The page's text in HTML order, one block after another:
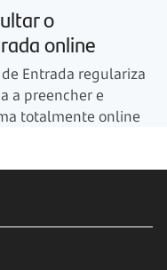
o
online
Entrada regulariza
a preencher e
totalmente online